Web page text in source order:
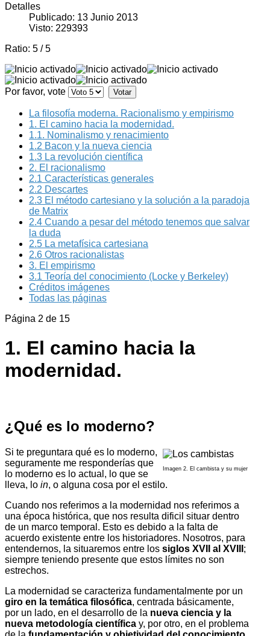
Detalles
Publicado: 13 Junio 2013
Visto: 229393
Ratio: 5 /5
Por favor, vote
La filosofía moderna. Racionalismo y empirismo
1. El camino hacia la modernidad.
1.1. Nominalismo y renacimiento
1.2 Bacon y la nueva ciencia
1.3 La revolución científica
2. El racionalismo
2.1 Características generales
2.2 Descartes
2.3 El método cartesiano y la solución a la paradoja
de Matrix
2.4 Cuando a pesar del método tenemos que salvar
la duda
2.5 La metafísica cartesiana
2.6 Otros racionalistas
3. El empirismo
3.1 Teoría del conocimiento (Locke y Berkeley)
Créditos imágenes
Todas las páginas
Página 2 de 15
1. El camino hacia la
modernidad.
¿Qué es lo moderno?
Imagen 2. El cambista y su mujer
Si te preguntara qué es lo moderno,
seguramente me responderías que
lo moderno es lo actual, lo que se
lleva, lo in, o alguna cosa por el estilo.
Cuando nos referimos a la modernidad nos referimos a
una época histórica, que nos resulta dificil situar dentro
de un marco temporal. Esto es debido a la falta de
acuerdo existente entre los histo­riado­res. Nosotros, para
entendernos, la situaremos entre los siglos XVII al XVIII ;
siempre teniendo presente que estos límites no son
estrechos.
La modernidad se caracteriza fundamentalmente por un
giro en la temática filosófica, centrada básicamente,
por un lado, en el desarrollo de la nueva ciencia y la
nueva metodo­logía cientí­fica y, por otro, en el problema